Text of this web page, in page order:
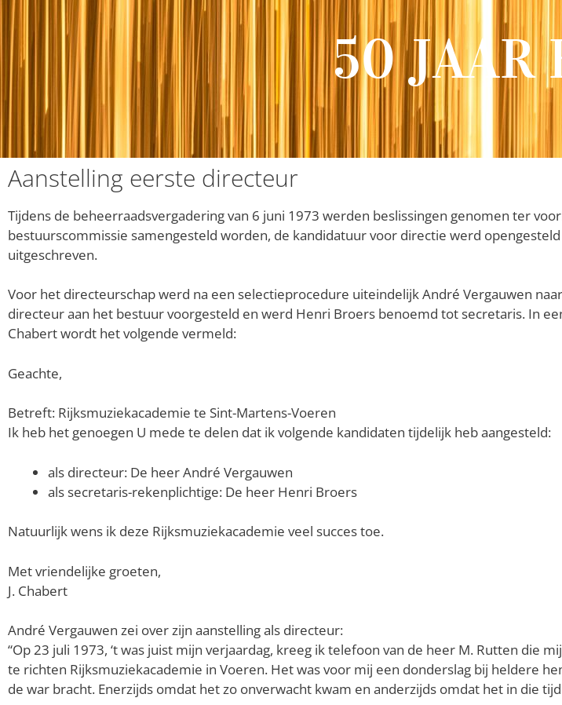
50 JAAR
Aanstelling eerste directeur
Tijdens de beheerraadsvergadering van 6 juni 1973 werden beslissingen genomen ter
bestuurscommissie samengesteld worden, de kandidatuur voor directie werd
uitgeschreven.
Voor het directeurschap werd na een selectieprocedure uiteindelijk André Vergauwen
directeur aan het bestuur voorgesteld en werd Henri Broers benoemd tot secretaris. In
Chabert wordt het volgende vermeld:
Geachte,
Betreft: Rijksmuziekacademie te Sint-Martens-Voeren
Ik heb het genoegen U mede te delen dat ik volgende kandidaten tijdelijk heb aangesteld:
als directeur: De heer André Vergauwen
als secretaris-rekenplichtige: De heer Henri Broers
Natuurlijk wens ik deze Rijksmuziekacademie veel succes toe.
Met vriendelijke groeten,
J. Chabert
André Vergauwen zei over zijn aanstelling als directeur:
“Op 23 juli 1973, ‘t was juist mijn verjaardag, kreeg ik telefoon van de heer M. Rutten die
te richten Rijksmuziekacademie in Voeren. Het was voor mij een donderslag bij heldere
de war bracht. Enerzijds omdat het zo onverwacht kwam en anderzijds omdat het in die